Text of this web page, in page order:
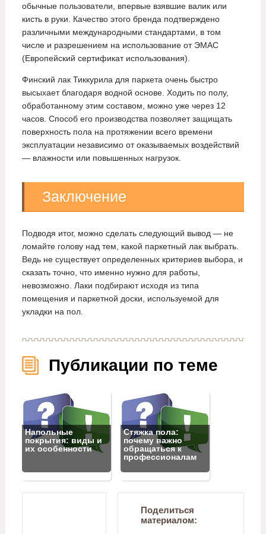
обычные пользователи, впервые взявшие валик или
кисть в руки. Качество этого бренда подтверждено
различными международными стандартами, в том
числе и разрешением на использование от ЭМАС
(Европейский сертификат использования).
Финский лак Тиккурила для паркета очень быстро
высыхает благодаря водной основе. Ходить по полу,
обработанному этим составом, можно уже через 12
часов. Способ его производства позволяет защищать
поверхность пола на протяжении всего времени
эксплуатации независимо от оказываемых воздействий
— влажности или повышенных нагрузок.
Заключение
Подводя итог, можно сделать следующий вывод — не
ломайте голову над тем, какой паркетный лак выбрать.
Ведь не существует определенных критериев выбора, и
сказать точно, что именно нужно для работы,
невозможно. Лаки подбирают исходя из типа
помещения и паркетной доски, используемой для
укладки на пол.
Публикации по теме
Напольные
покрытия: виды и
их особенности
Стяжка пола:
почему важно
обращаться к
профессионалам
Поделиться
материалом: